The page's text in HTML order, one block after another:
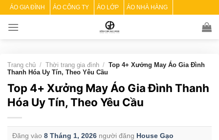
Skip
content
ÁO GIA ĐÌNH ÁO CÔNG TY ÁO LỚP ÁO NHÀ HÀNG
Trang chủ / Thời trang gia đình / Top 4+ Xưởng May Áo Gia Đình
Thanh Hóa Uy Tín, Theo Yêu Cầu
Top 4+ Xưởng May Áo Gia Đình Thanh
Hóa Uy Tín, Theo Yêu Cầu
Đăng vào 8 Tháng 1, 2026 người đăng House Gạo